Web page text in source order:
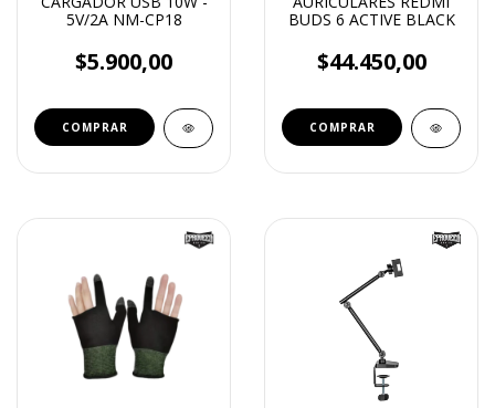
5V/2A NM-CP18
$5.900,00
BUDS 6 ACTIVE BLACK
$44.450,00